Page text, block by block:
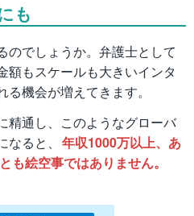
も
のでしょうか。弁護士として
額もスケールも大きいインタ
機会が増えてきます。
精通し、このようなグローバ
ると、 年収1000万以上、あ
も絵空事ではありません。